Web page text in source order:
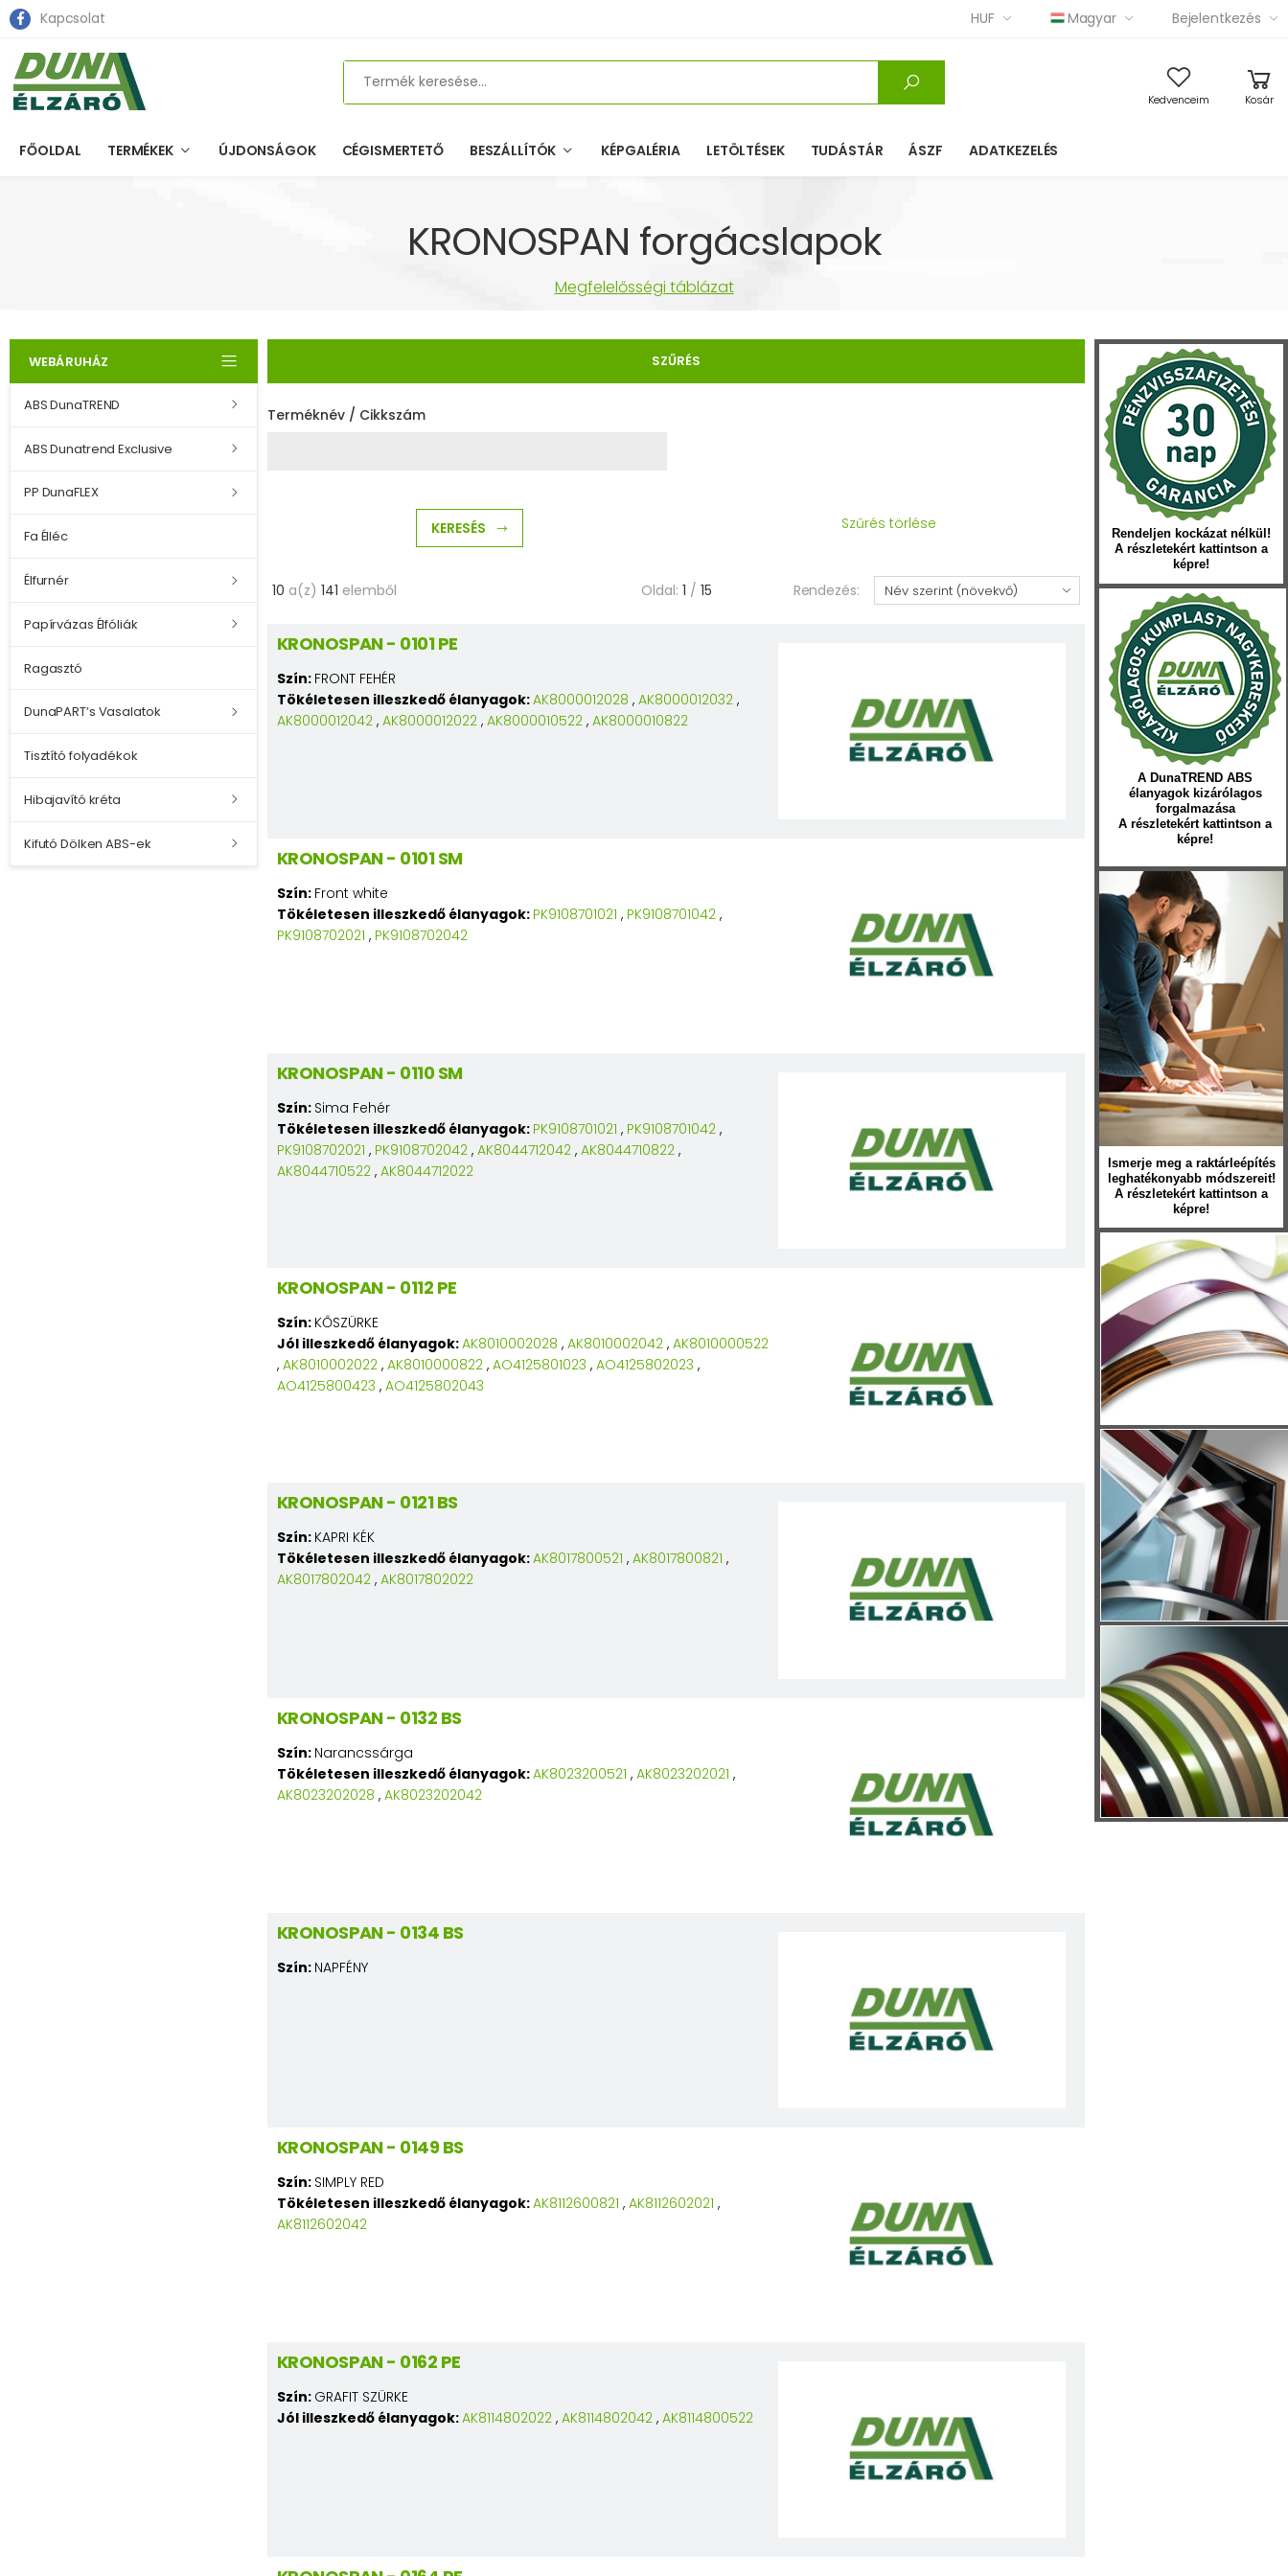
Kapcsolat HUF Magyar Bejelentkezés
Search
Kedvenceim Kosár
FŐOLDAL TERMÉKEK ÚJDONSÁGOK CÉGISMERTETŐ BESZÁLLÍTÓK KÉPGALÉRIA LETÖLTÉSEK TUDÁSTÁR ÁSZF ADATKEZELÉS
KRONOSPAN forgácslapok
Megfelelősségi táblázat
WEBÁRUHÁZ
ABS DunaTREND
ABS Dunatrend Exclusive
PP DunaFLEX
Fa Élléc
Élfurnér
Papírvázas Élfóliák
Ragasztó
DunaPART’s Vasalatok
Tisztító folyadékok
Hibajavító kréta
Kifutó Dölken ABS-ek
SZŰRÉS
Terméknév / Cikkszám
KERESÉS Szűrés törlése
10 a(z) 141 elemből Oldal: 1 / 15 Rendezés:
KRONOSPAN - 0101 PE
Szín: FRONT FEHÉR
Tökéletesen illeszkedő élanyagok:AK8000012028 , AK8000012032,
AK8000012042, AK8000012022, AK8000010522, AK8000010822
KRONOSPAN - 0101 SM
Szín: Front white
Tökéletesen illeszkedő élanyagok: PK9108701021 , PK9108701042,
PK9108702021 , PK9108702042
KRONOSPAN - 0110 SM
Szín: Sima Fehér
Tökéletesen illeszkedő élanyagok: PK9108701021 , PK9108701042,
PK9108702021 , PK9108702042, AK8044712042, AK8044710822,
AK8044710522, AK8044712022
KRONOSPAN - 0112 PE
Szín: KŐSZÜRKE
Jól illeszkedő élanyagok:AK8010002028 , AK8010002042, AK8010000522
, AK8010002022, AK8010000822, AO4125801023 , AO4125802023 ,
AO4125800423 , AO4125802043
KRONOSPAN - 0121 BS
Szín: KAPRI KÉK
Tökéletesen illeszkedő élanyagok:AK8017800521 , AK8017800821 ,
AK8017802042, AK8017802022
KRONOSPAN - 0132 BS
Szín: Narancssárga
Tökéletesen illeszkedő élanyagok:AK8023200521 , AK8023202021 ,
AK8023202028 , AK8023202042
KRONOSPAN - 0134 BS
Szín: NAPFÉNY
KRONOSPAN - 0149 BS
Szín: SIMPLY RED
Tökéletesen illeszkedő élanyagok:AK8112600821 , AK8112602021 ,
AK8112602042
KRONOSPAN - 0162 PE
Szín: GRAFIT SZÜRKE
Jól illeszkedő élanyagok:AK8114802022, AK8114802042, AK8114800522
Rendeljen kockázat nélkül!
A részletekért kattintson a
képre!
A DunaTREND ABS
élanyagok kizárólagos
forgalmazása
A részletekért kattintson a
képre!
Ismerje meg a raktárleépítés
leghatékonyabb módszereit!
A részletekért kattintson a
képre!